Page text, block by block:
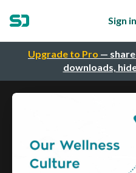
Upgrade to Pro —
downloads,
Sign in